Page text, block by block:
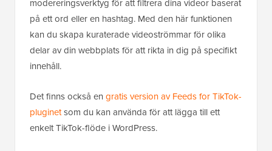
modereringsverktyg för att filtrera dina videor baserat
på ett ord eller en hashtag. Med den här funktionen
kan du skapa kuraterade videoströmmar för olika
delar av din webbplats för att rikta in dig på specifikt
innehåll.
Det finns också en gratis version av Feeds for TikTok-
pluginetsom du kan använda för att lägga till ett
enkelt TikTok-flöde i WordPress.